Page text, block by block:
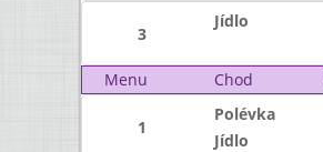
3
Jídlo
Menu Chod
1
Polévka
Jídlo